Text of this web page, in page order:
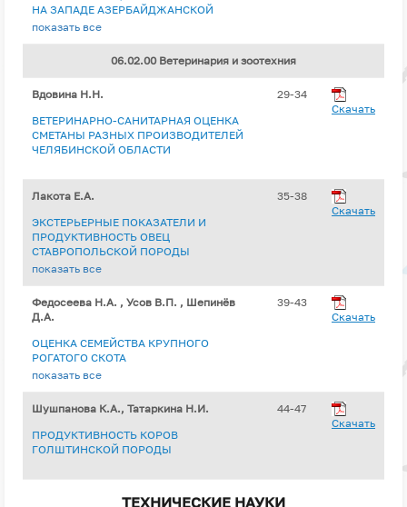
НА ЗАПАДЕ АЗЕРБАЙДЖАНСКОЙ
РЕСПУБЛИКИ (НА СЕВЕРО-
КАВКАЗА) НА ОБРАМЛЕНИИ
ШАМКИРЧАЙСКОГО ВОДОХРАНИЛИЩА
показать все
06.02.00 Ветеринария и зоотехния
Вдовина Н.Н.
ВЕТЕРИНАРНО-САНИТАРНАЯ ОЦЕНКА
СМЕТАНЫ РАЗНЫХ ПРОИЗВОДИТЕЛЕЙ
ЧЕЛЯБИНСКОЙ ОБЛАСТИ
29-34
Скачать
Лакота Е.А.
ЭКСТЕРЬЕРНЫЕ ПОКАЗАТЕЛИ И
ПРОДУКТИВНОСТЬ ОВЕЦ
СТАВРОПОЛЬСКОЙ ПОРОДЫ
ПОВОЛЖСКОЙ ПОПУЛЯЦИИ
показать все
35-38
Скачать
Федосеева Н.А. , Усов В.П. , Шепинёв
Д.А.
ОЦЕНКА СЕМЕЙСТВА КРУПНОГО
РОГАТОГО СКОТА
ГОЛШТИНИЗИРОВАННОЙ ЧЕРНО-
ПРОДУКТИВНОСТИ
показать все
39-43
Скачать
Шушпанова К.А., Татаркина Н.И.
ПРОДУКТИВНОСТЬ КОРОВ
ГОЛШТИНСКОЙ ПОРОДЫ
44-47
Скачать
ТЕХНИЧЕСКИЕ НАУКИ